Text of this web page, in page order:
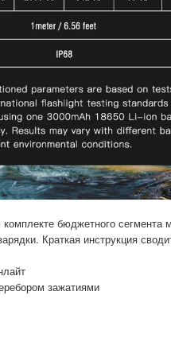
бюджетного сегмента
Краткая инструкция
зажатиями